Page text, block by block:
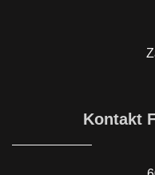
Kontakt